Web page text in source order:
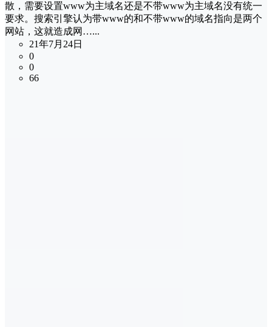
散，需要设置www为主域名还是不带www为主域名没有统一
要求。搜索引擎认为带www的和不带www的域名指向是两个
网站，这就造成网…...
21年7月24日
0
0
66